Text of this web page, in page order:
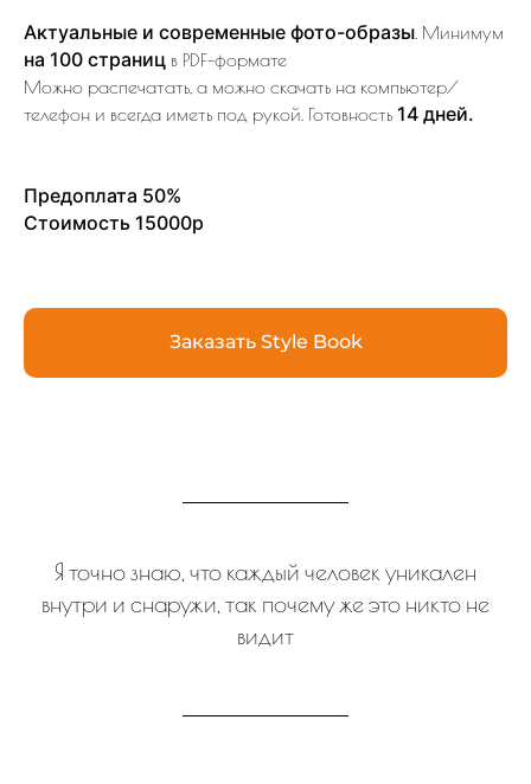
Актуальные и современные фото-образы . Минимум
на 100 страниц в PDF-формате
Можно распечатать, а можно скачать на компьютер/
телефон и всегда иметь под рукой. Готовность 14 дней.
Предоплата 50%
Стоимость 15000р
Заказать Style Book
Я точно знаю, что каждый человек уникален
внутри и снаружи, так почему же это никто не
видит